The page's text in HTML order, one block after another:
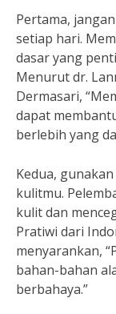
Pertama,
setiap hari.
dasar yang
Menurut dr.
Dermasari,
dapat
berlebih yang
Kedua,
kulitmu.
kulit dan
Pratiwi dari
menyarankan,
bahan-bahan
berbahaya.”